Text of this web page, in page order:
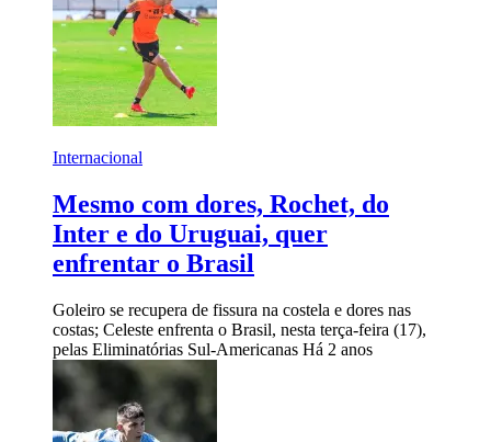
Internacional
Mesmo com dores, Rochet, do
Inter e do Uruguai, quer
enfrentar o Brasil
Goleiro se recupera de fissura na costela e dores nas
costas; Celeste enfrenta o Brasil, nesta terça-feira (17),
pelas Eliminatórias Sul-Americanas Há 2 anos